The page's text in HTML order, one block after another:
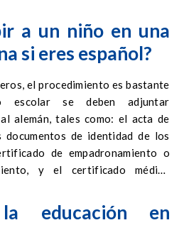
a un niño en una
si eres español?
el procedimiento es bastante
escolar se deben adjuntar
alemán, tales como: el acta de
de identidad de los
de empadronamiento o
y el certificado médico
en la escuela.
educación en